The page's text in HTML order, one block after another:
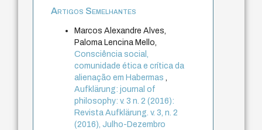
Artigos Semelhantes
Marcos Alexandre Alves,
Paloma Lencina Mello,
Consciência social,
comunidade ética e crítica da
alienação em Habermas,
Aufklärung: journal of
philosophy: v. 3 n. 2 (2016):
Revista Aufklärung. v. 3, n. 2
(2016), Julho-Dezembro